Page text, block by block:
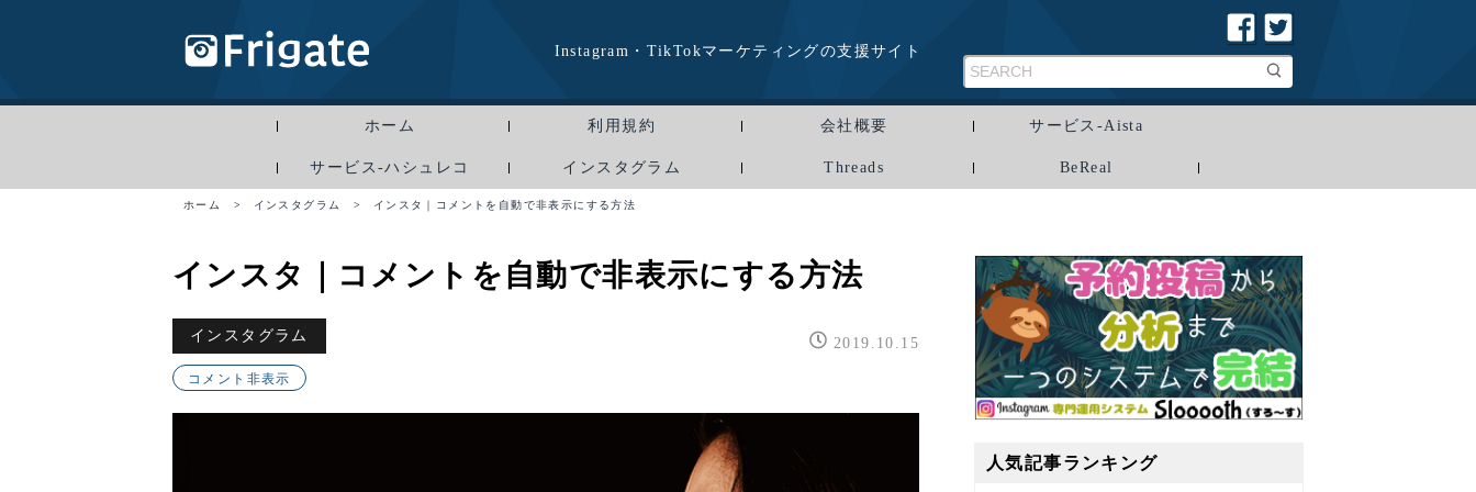
Instagram・TikTokマーケティングの支援サイト
ホーム 利用規約 会社概要 サービス-Aista
サービス-ハシュレコ インスタグラム Threads BeReal
ホーム > インスタグラム > インスタ｜コメントを自動で非表示にする方法
インスタ｜コメントを自動で非表示にする方法
インスタグラム 2019.10.15
コメント非表示
人気記事ランキング